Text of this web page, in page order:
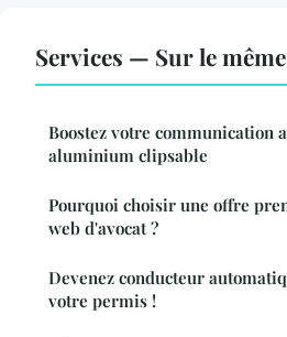
Services — Sur le
Boostez votre communication
aluminium clipsable
Pourquoi choisir une offre
web d'avocat ?
Devenez conducteur
votre permis !